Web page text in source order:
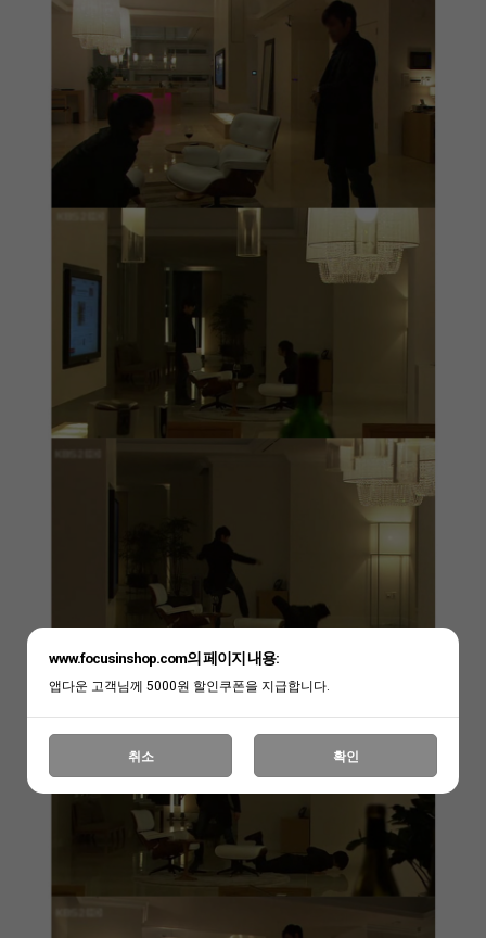
www.focusinshop.com의 페이지 내용:
앱다운 고객님께 5000원 할인쿠폰을 지급합니다.
취소 확인